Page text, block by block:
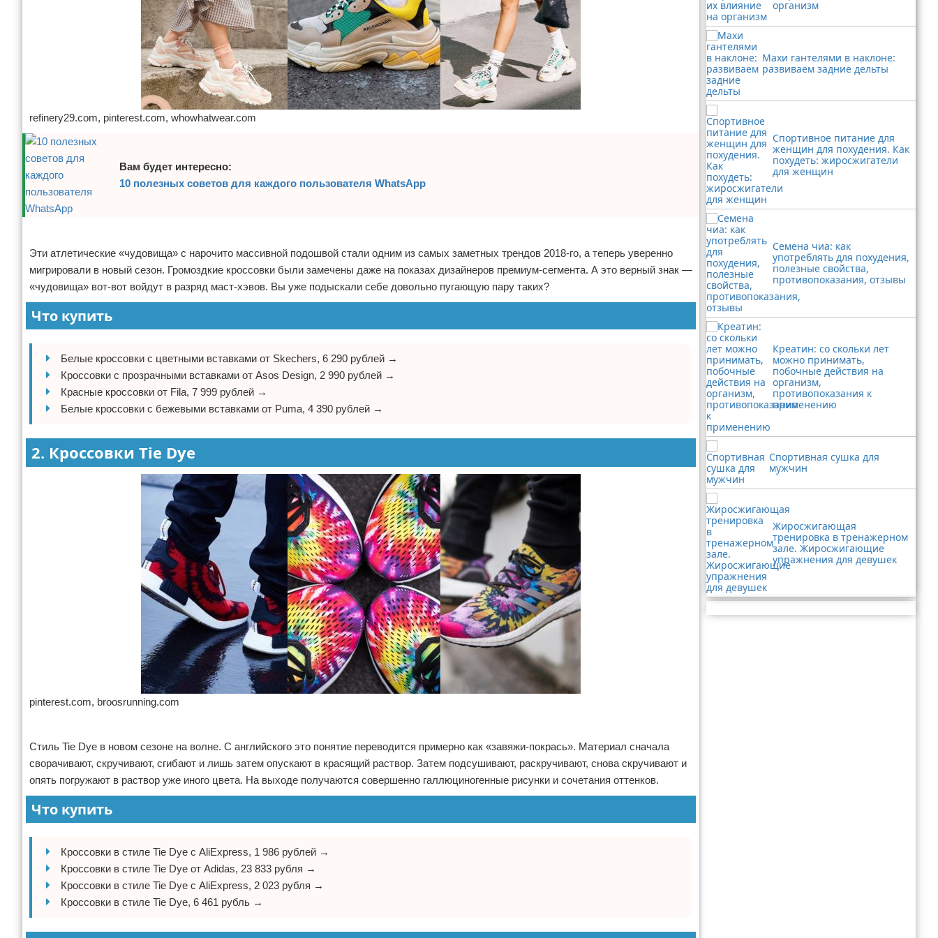
refinery29.com, pinterest.com, whowhatwear.com
Вам будет интересно:
10 полезных советов для каждого пользователя WhatsApp
Эти атлетические «чудовища» с нарочито массивной подошвой стали одним из самых заметных трендов 2018-го, а теперь уверенно
мигрировали в новый сезон. Громоздкие кроссовки были замечены даже на показах дизайнеров премиум-сегмента. А это верный знак —
«чудовища» вот-вот войдут в разряд маст-хэвов. Вы уже подыскали себе довольно пугающую пару таких?
Что купить
Белые кроссовки с цветными вставками от Skechers, 6 290 рублей →
Кроссовки с прозрачными вставками от Asos Design, 2 990 рублей →
Красные кроссовки от Fila, 7 999 рублей →
Белые кроссовки с бежевыми вставками от Puma, 4 390 рублей →
2. Кроссовки Tie Dye
pinterest.com, broosrunning.com
Стиль Tie Dye в новом сезоне на волне. С английского это понятие переводится примерно как «завяжи-покрась». Материал сначала
сворачивают, скручивают, сгибают и лишь затем опускают в красящий раствор. Затем подсушивают, раскручивают, снова скручивают и
опять погружают в раствор уже иного цвета. На выходе получаются совершенно галлюциногенные рисунки и сочетания оттенков.
Что купить
Кроссовки в стиле Tie Dye с AliExpress, 1 986 рублей →
Кроссовки в стиле Tie Dye от Adidas, 23 833 рубля →
Кроссовки в стиле Tie Dye с AliExpress, 2 023 рубля →
Кроссовки в стиле Tie Dye, 6 461 рубль →
организм
Махи гантелями в наклоне:
развиваем задние дельты
Спортивное питание для
женщин для похудения. Как
похудеть: жиросжигатели
для женщин
Семена чиа: как
употреблять для похудения,
полезные свойства,
противопоказания, отзывы
Креатин: со скольки лет
можно принимать,
побочные действия на
организм,
противопоказания к
применению
Спортивная сушка для
мужчин
Жиросжигающая
тренировка в тренажерном
зале. Жиросжигающие
упражнения для девушек